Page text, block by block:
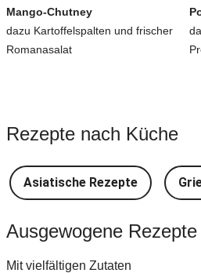
Mango-Chutney
dazu Kartoffelspalten und frischer
Romanasalat
Rezepte nach Küche
Asiatische Rezepte
Ausgewogene Rezepte
Mit vielfältigen Zutaten